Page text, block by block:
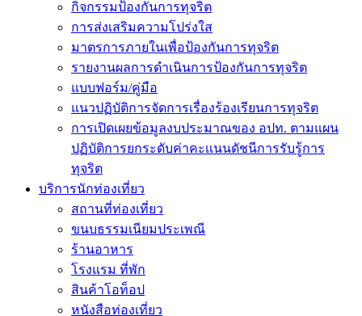
กิจกรรมป้องกันการทุจริต
การส่งเสริมความโปร่งใส
มาตรการภายในเพื่อป้องกันการทุจริต
รายงานผลการดำเนินการป้องกันการทุจริต
แบบฟอร์ม/คู่มือ
แนวปฏิบัติการจัดการเรื่องร้องเรียนการทุจริต
การเปิดเผยข้อมูลงบประมาณของ อปท. ตามแผน
ปฏิบัติการยกระดับค่าคะเเนนดัชนีการรับรู้การ
ทุจริต
บริการนักท่องเที่ยว
สถานที่ท่องเที่ยว
ขนบธรรมเนียมประเพณี
ร้านอาหาร
โรงแรม ที่พัก
สินค้าโอท็อป
หนังสือท่องเที่ยว